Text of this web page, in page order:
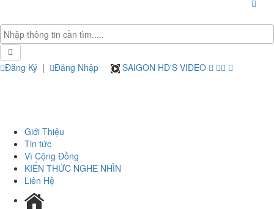
Đăng Ký | Đăng Nhập SAIGON HD'S VIDEO
Giới Thiệu
Tin tức
Vì Cộng Đồng
KIẾN THỨC NGHE NHÌN
Liên Hệ